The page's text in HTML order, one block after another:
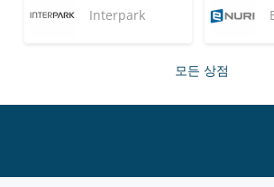
Interpark
모든 상점